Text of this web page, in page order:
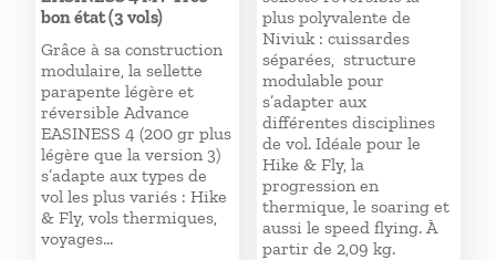
bon état (3 vols)
Grâce à sa construction
modulaire, la sellette
parapente légère et
réversible Advance
EASINESS 4 (200 gr plus
légère que la version 3)
s’adapte aux types de
vol les plus variés : Hike
& Fly, vols thermiques,
voyages…
plus polyvalente de
Niviuk : cuissardes
séparées, structure
modulable pour
s’adapter aux
différentes disciplines
de vol. Idéale pour le
Hike & Fly, la
progression en
thermique, le soaring et
aussi le speed flying. À
partir de 2,09 kg.